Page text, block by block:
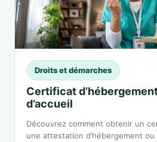
Droits et démarches
Certificat
d’accueil
Découvrez comment obtenir un
une attestation d’hébergement